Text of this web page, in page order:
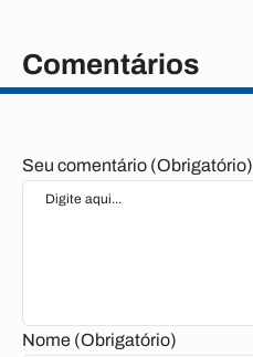
Comentários
Seu comentário (Obrigatório)
Nome (Obrigatório)